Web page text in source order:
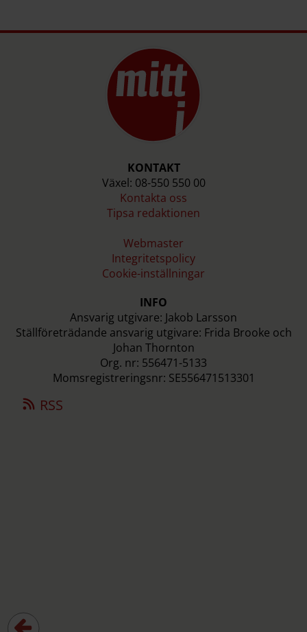
KONTAKT
Växel: 08-550 550 00
Kontakta oss
Tipsa redaktionen
Webmaster
Integritetspolicy
Cookie-inställningar
INFO
Ansvarig utgivare: Jakob Larsson
Ställföreträdande ansvarig utgivare: Frida Brooke och
Johan Thornton
Org. nr: 556471-5133
Momsregistreringsnr: SE556471513301
RSS